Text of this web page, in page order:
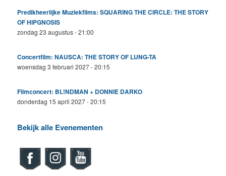
Predikheerlijke Muziekfilms: SQUARING THE CIRCLE: THE STORY
OF HIPGNOSIS
zondag 23 augustus - 21:00
Concertfilm: NAUSCA: THE STORY OF LUNG-TA
woensdag 3 februari 2027 - 20:15
Filmconcert: BL!NDMAN + DONNIE DARKO
donderdag 15 april 2027 - 20:15
Bekijk alle Evenementen